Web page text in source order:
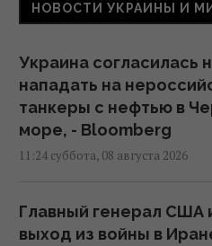
НОВОСТИ УКРАИНЫ И
Украина согласилась
нападать на
танкеры с нефтью в
море, - Bloomberg
11:24 суббота, 08 августа 2026
Главный генерал США
выход из войны в